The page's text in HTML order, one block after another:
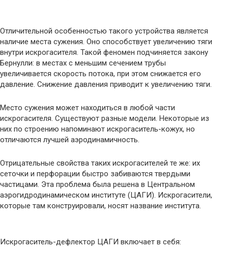
Отличительной особенностью такого устройства является
наличие места сужения. Оно способствует увеличению тяги
внутри искрогасителя. Такой феномен подчиняется закону
Бернулли: в местах с меньшим сечением трубы
увеличивается скорость потока, при этом снижается его
давление. Снижение давления приводит к увеличению тяги.
Место сужения может находиться в любой части
искрогасителя. Существуют разные модели. Некоторые из
них по строению напоминают искрогаситель-кожух, но
отличаются лучшей аэродинамичность.
Отрицательные свойства таких искрогасителей те же: их
сеточки и перфорации быстро забиваются твердыми
частицами. Эта проблема была решена в Центральном
аэрогидродинамическом институте (ЦАГИ). Искрогасители,
которые там конструировали, носят название института.
Искрогаситель-дефлектор ЦАГИ включает в себя: